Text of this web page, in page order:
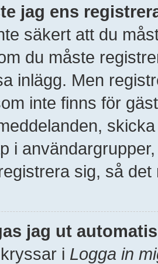
jag ens
säkert att du
du måste
inlägg. Men
inte finns för
i
sig, så
jag ut
i Logga in